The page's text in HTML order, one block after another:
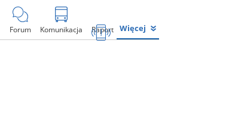
Forum Komunikacja Raport Więcej